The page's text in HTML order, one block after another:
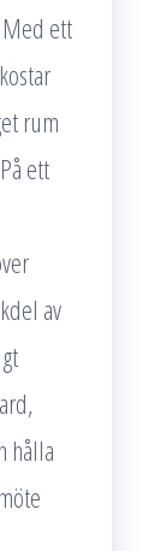
ett
rum
ett
av
hålla